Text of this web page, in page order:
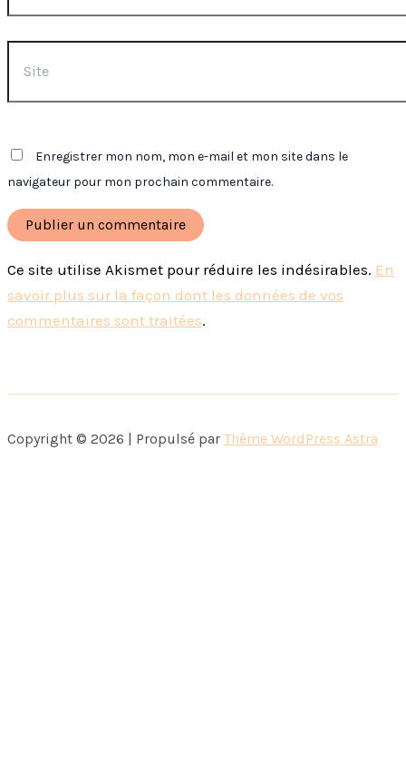
Enregistrer mon nom, mon e-mail et mon site dans le
navigateur pour mon prochain commentaire.
Ce site utilise Akismet pour réduire les indésirables. En
savoir plus sur la façon dont les données de vos
commentaires sont traitées.
Copyright © 2026 | Propulsé par Thème WordPress Astra